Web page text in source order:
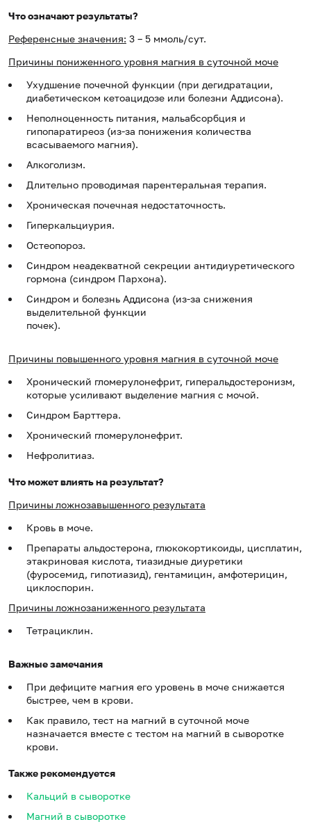
Что означают результаты?
Референсные значения: 3 – 5 ммоль/сут.
Причины пониженного уровня магния в суточной моче
Ухудшение почечной функции (при дегидратации,
диабетическом кетоацидозе или болезни Аддисона).
Неполноценность питания, мальабсорбция и
гипопаратиреоз (из-за понижения количества
всасываемого магния).
Алкоголизм.
Длительно проводимая парентеральная терапия.
Хроническая почечная недостаточность.
Гиперкальциурия.
Остеопороз.
Синдром неадекватной секреции антидиуретического
гормона (синдром Пархона).
Синдром и болезнь Аддисона (из-за снижения
выделительной функции
почек).
Причины повышенного уровня магния в суточной моче
Хронический гломерулонефрит, гиперальдостеронизм,
которые усиливают выделение магния с мочой.
Синдром Барттера.
Хронический гломерулонефрит.
Нефролитиаз.
Что может влиять на результат?
Причины ложнозавышенного результата
Кровь в моче.
Препараты альдостерона, глюкокортикоиды, цисплатин,
этакриновая кислота, тиазидные диуретики
(фуросемид, гипотиазид), гентамицин, амфотерицин,
циклоспорин.
Причины ложнозаниженного результата
Тетрациклин.
Важные замечания
При дефиците магния его уровень в моче снижается
быстрее, чем в крови.
Как правило, тест на магний в суточной моче
назначается вместе с тестом на магний в сыворотке
крови.
Также рекомендуется
Кальций в сыворотке
Магний в сыворотке